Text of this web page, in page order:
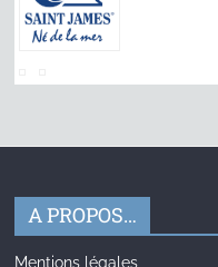
A PROPOS…
Mentions légales